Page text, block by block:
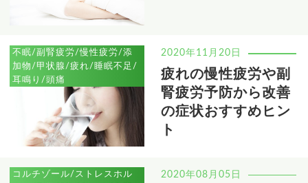
不眠/副腎疲労/慢性疲労/添
加物/甲状腺/疲れ/睡眠不足/
耳鳴り/頭痛
2020年11月20日
疲れの慢性疲労や副
腎疲労予防から改善
の症状おすすめヒン
ト
コルチゾール/ストレスホル
2020年08月05日